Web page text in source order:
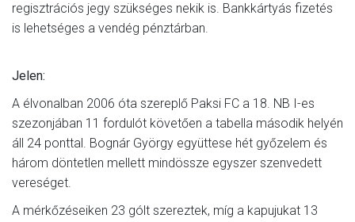
regisztrációs jegy szükséges nekik is. Bankkártyás fizetés
is lehetséges a vendég pénztárban.
Jelen:
A élvonalban 2006 óta szereplő Paksi FC a 18. NB I-es
szezonjában 11 fordulót követően a tabella második helyén
áll 24 ponttal. Bognár György együttese hét győzelem és
három döntetlen mellett mindössze egyszer szenvedett
vereséget.
A mérkőzéseiken 23 gólt szereztek, míg a kapujukat 13